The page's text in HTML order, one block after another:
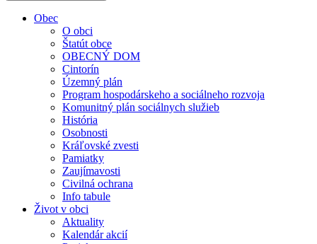
Obec
O obci
Štatút obce
OBECNÝ DOM
Cintorín
Územný plán
Program hospodárskeho a sociálneho rozvoja
Komunitný plán sociálnych služieb
História
Osobnosti
Kráľovské zvesti
Pamiatky
Zaujímavosti
Civilná ochrana
Info tabule
Život v obci
Aktuality
Kalendár akcií